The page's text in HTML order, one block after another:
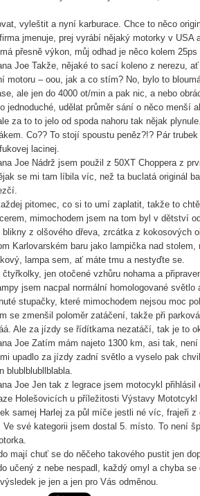
vyleštit a nyní karburace. Chce to něco
jmenuje, prej vyrábí nějaký motorky v
přesně výkon, můj odhad je něco kolem
Joe Takže, nějaké to sací koleno z nerezu,
motoru – oou, jak a co stím? No, bylo to
ale jen do 4000 ot/min a pak nic, a nebo
jednoduché, udělat průměr sání o něco menší
za to to jelo od spoda nahoru tak nějak plynule.
Co?? To stojí spoustu peněz?!? Pár
lacinej.
Joe Nádrž jsem použil z 50XT Choppera z
se mi tam líbila víc, než ta buclatá originál
pitomec, co si to umí zaplatit, takže to
mimochodem jsem na tom byl v dětství
blikny z olšového dřeva, zrcátka z kokosových
Karlovarském baru jako lampička nad
lampa sem, ať máte tmu a nestyďte se.
čtyřkolky, jen otočené vzhůru nohama a
jsem nacpal normální homologované světlo
stupačky, které mimochodem nejsou moc
se zmenšil poloměr zatáčení, takže při
Ale za jízdy se řídítkama nezatáčí, tak je to
Joe Zatím mám najeto 1300 km, asi tak,
upadlo za jízdy zadní světlo a vyselo pak
blublblubllblabla.
Joe Jen tak z legrace jsem motocykl
Holešovicích u příležitosti Výstavy
samej Harlej za půl míče jestli né víc, frajeři
Ve své kategorii jsem dostal 5. místo. To není
mají chuť se do něčeho takového pustit jen
učený z nebe nespadl, každý omyl a chyba
je jen a jen pro Vás odměnou.